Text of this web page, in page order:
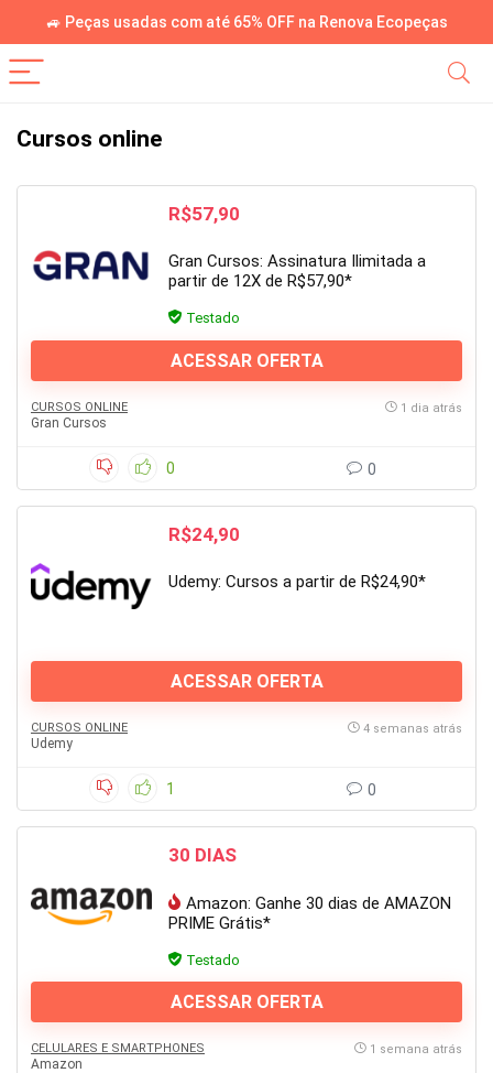
🚙 Peças usadas com até 65% OFF na Renova Ecopeças
Cursos online
R$57,90
Gran Cursos: Assinatura Ilimitada a
partir de 12X de R$57,90*
Testado
ACESSAR OFERTA
CURSOS ONLINE
Gran Cursos
1 dia atrás
0 0
R$24,90
Udemy: Cursos a partir de R$24,90*
ACESSAR OFERTA
CURSOS ONLINE
Udemy
4 semanas atrás
1 0
30 DIAS
Amazon: Ganhe 30 dias de AMAZON
PRIME Grátis*
Testado
ACESSAR OFERTA
CELULARES E SMARTPHONES
Amazon
1 semana atrás